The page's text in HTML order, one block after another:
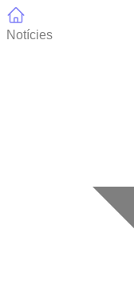
Notícies